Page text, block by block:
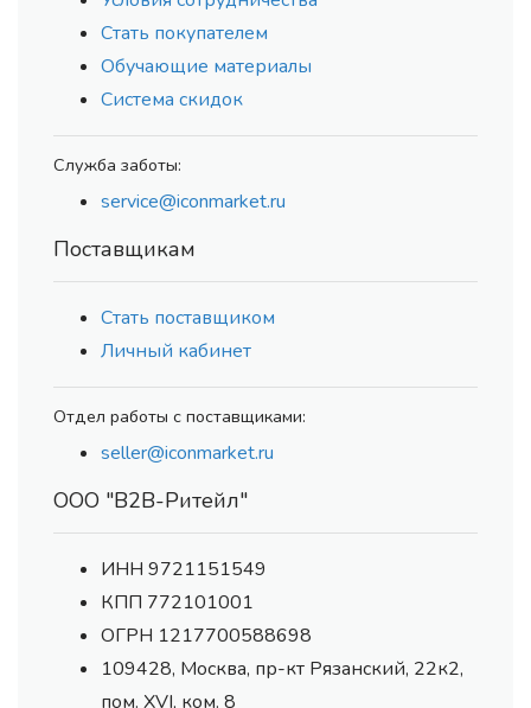
Стать покупателем
Обучающие материалы
Система скидок
Служба заботы:
service@iconmarket.ru
Поставщикам
Стать поставщиком
Личный кабинет
Отдел работы с поставщиками:
seller@iconmarket.ru
ООО "В2В-Ритейл"
ИНН 9721151549
КПП 772101001
ОГРН 1217700588698
109428, Москва, пр-кт Рязанский, 22к2,
пом. XVI, ком. 8